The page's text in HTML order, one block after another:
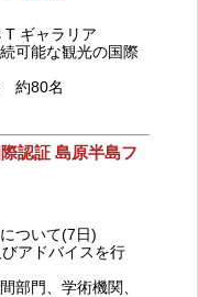
ギャラリア
可能な観光の国際
約80名
認証 島原半島フ
ついて(7日)
ドバイスを行
部門、学術機関、